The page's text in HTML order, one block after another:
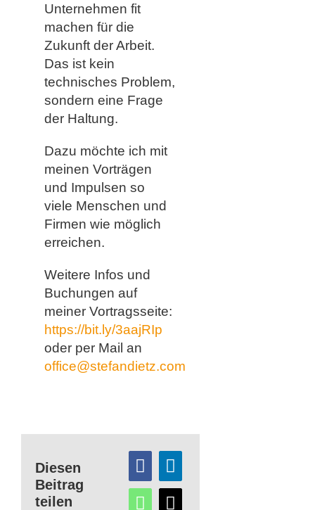
Unternehmen fit
machen für die
Zukunft der Arbeit.
Das ist kein
technisches Problem,
sondern eine Frage
der Haltung.
Dazu möchte ich mit
meinen Vorträgen
und Impulsen so
viele Menschen und
Firmen wie möglich
erreichen.
Weitere Infos und
Buchungen auf
meiner Vortragsseite:
https://bit.ly/3aajRIp
oder per Mail an
office@stefandietz.com
Diesen
Beitrag
teilen